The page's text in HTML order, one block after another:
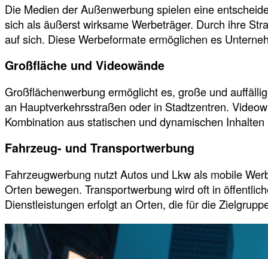
Die Medien der Außenwerbung spielen eine
sich als äußerst wirksame Werbeträger. Durch ihre
auf sich. Diese Werbeformate ermöglichen es
Großfläche und Videowände
Großflächenwerbung ermöglicht es, große und
an Hauptverkehrsstraßen oder in Stadtzentren.
Kombination aus statischen und dynamischen
Fahrzeug- und Transportwerbung
Fahrzeugwerbung nutzt Autos und Lkw als mobile
Orten bewegen. Transportwerbung wird oft in
Dienstleistungen erfolgt an Orten, die für die